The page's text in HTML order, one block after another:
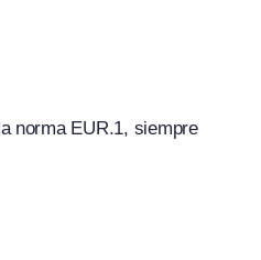
norma EUR.1, siempre